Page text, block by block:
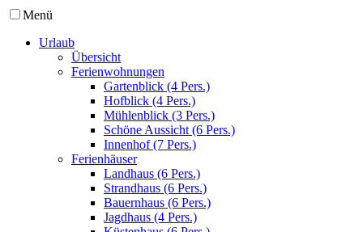
Menü
Urlaub
Übersicht
Ferienwohnungen
Gartenblick (4 Pers.)
Hofblick (4 Pers.)
Mühlenblick (3 Pers.)
Schöne Aussicht (6 Pers.)
Innenhof (7 Pers.)
Ferienhäuser
Landhaus (6 Pers.)
Strandhaus (6 Pers.)
Bauernhaus (6 Pers.)
Jagdhaus (4 Pers.)